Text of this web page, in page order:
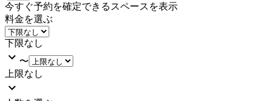
今すぐ予約を確定できるスペースを表示
料金を選ぶ
下限なし
〜
上限なし